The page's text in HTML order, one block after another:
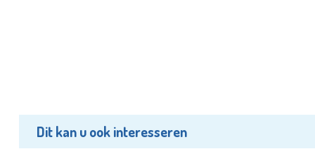
Dit kan u ook interesseren